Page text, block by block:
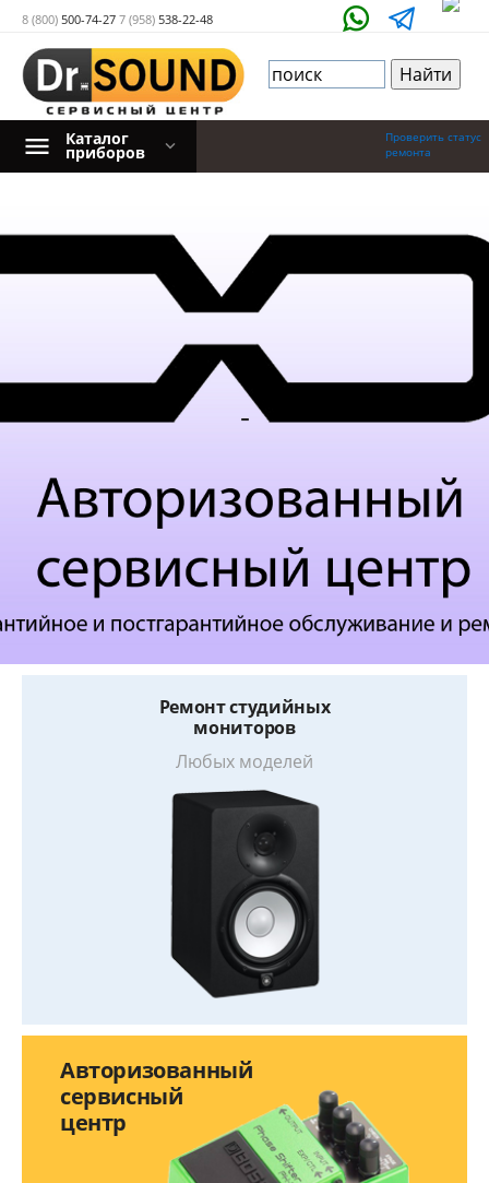
8 (800) 500-74-27 7 (958) 538-22-48
Проверить статус
ремонта
Каталог
приборов
-
Ремонт студийных
мониторов
Любых моделей
Авторизованный
сервисный
центр